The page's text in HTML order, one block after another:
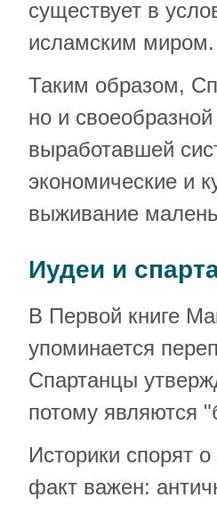
существует в
исламским миром.
Таким образом,
но и
выработавшей
экономические и
выживание
Иудеи и
В Первой книге
упоминается
Спартанцы
потому являются
Историки спорят
факт важен: